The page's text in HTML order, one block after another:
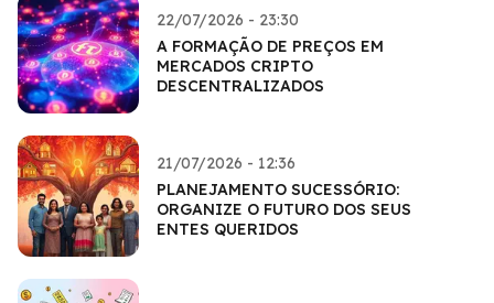
22/07/2026 - 23:30
A FORMAÇÃO DE PREÇOS EM
MERCADOS CRIPTO
DESCENTRALIZADOS
21/07/2026 - 12:36
PLANEJAMENTO SUCESSÓRIO:
ORGANIZE O FUTURO DOS SEUS
ENTES QUERIDOS